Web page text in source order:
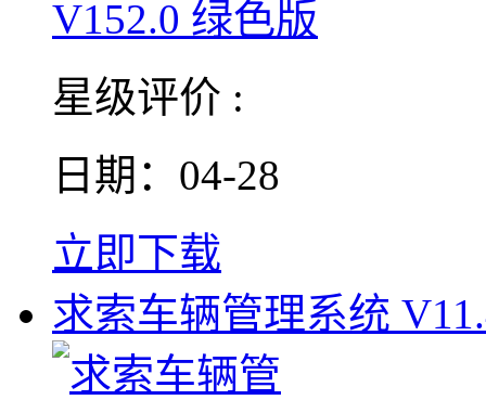
星级评价 :
日期：04-28
立即下载
求索车辆管理系统